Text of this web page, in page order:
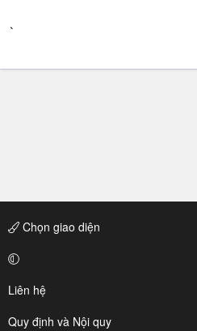
`
Chọn giao diện
Liên hệ
Quy định và Nội quy